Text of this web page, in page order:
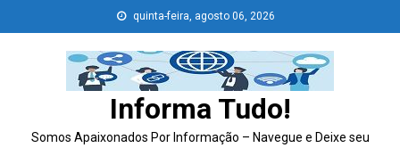
to
quinta-feira, agosto 06, 2026
Informa Tudo!
Somos Apaixonados Por Informação – Navegue e Deixe seu